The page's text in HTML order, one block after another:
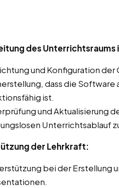
des Unterrichtsraums
und Konfiguration
dass die Software
ist.
und Aktualisierung
Unterrichtsablauf
der Lehrkraft:
bei der Erstellung